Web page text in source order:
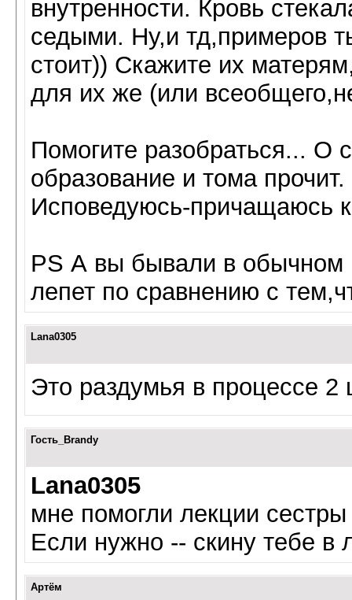
внутренности. Кровь
седыми. Ну,и тд,примеров
стоит)) Скажите их
для их же (или
Помогите разобраться... О
образование и тома
Исповедуюсь-причащаюсь
PS А вы бывали в обычном
лепет по сравнению с
Lana0305
Это раздумья в процессе 2
Гость_Brandy
Lana0305
мне помогли лекции
Если нужно -- скину тебе в
Артём